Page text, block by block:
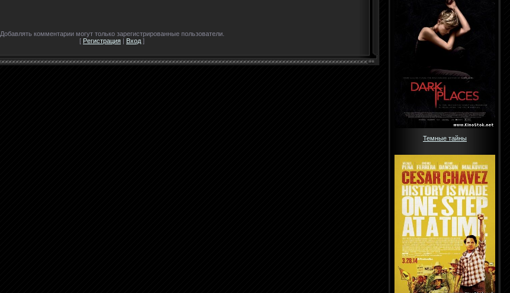
Добавлять комментарии могут только зарегистрированные пользователи.
[ Регистрация | Вход ]
Темные тайны